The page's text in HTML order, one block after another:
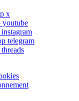
x
youtube
telegram